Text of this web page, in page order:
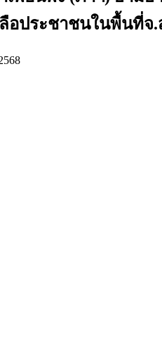
ลือประชาชนในพื้นที่จ